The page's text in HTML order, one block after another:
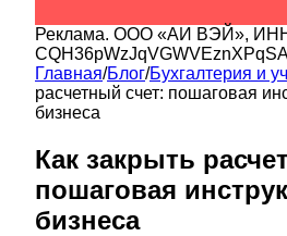
Реклама. ООО «АИ ВЭЙ»,
Главная/Блог/Бухгалтерия и
расчетный счет: пошаговая
бизнеса
Как закрыть
пошаговая
бизнеса